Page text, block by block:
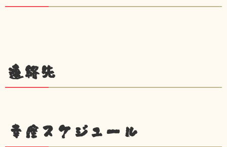
連絡先
幸座スケジュール